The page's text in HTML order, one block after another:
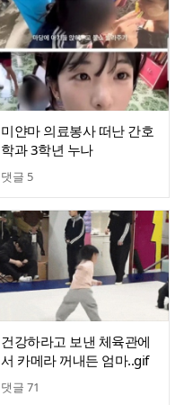
미얀마 의료봉사 떠난 간호
학과 3학년 누나
댓글 5
건강하라고 보낸 체육관에
서 카메라 꺼내든 엄마..gif
댓글 71